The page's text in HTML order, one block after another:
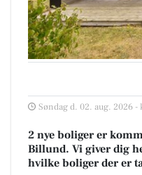
Søndag d. 02. aug. 2026 -
2 nye boliger er
Billund. Vi giver dig
hvilke boliger der er